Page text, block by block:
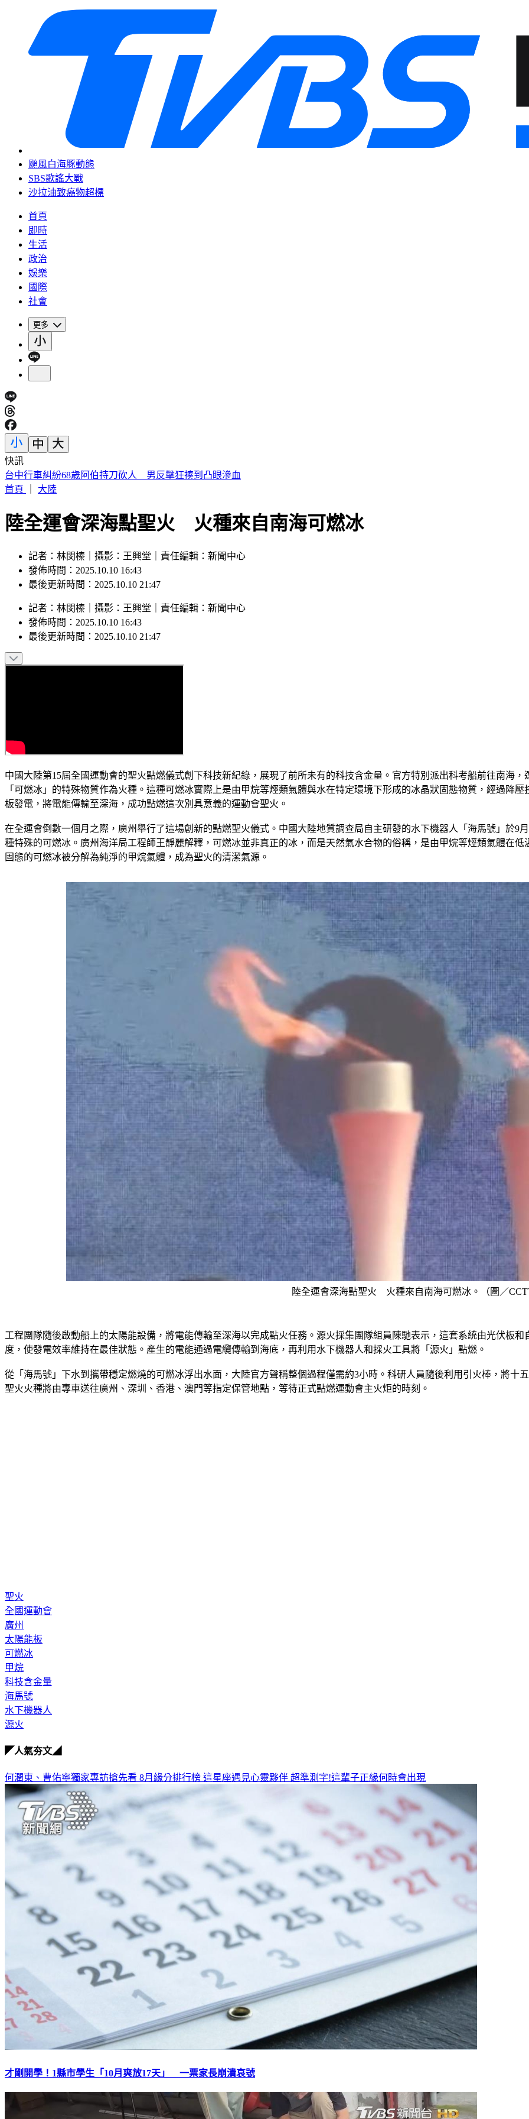
颱風白海豚動態
SBS歌謠大戰
沙拉油致癌物超標
首頁
即時
生活
政治
娛樂
國際
社會
更多
快訊
午後雨來了！「北北基等15縣市大雨特報」 恐一路下到晚
首頁
大陸
陸全運會深海點聖火 火種來自南海可燃冰
記者：林閔榛｜攝影：王興堂｜責任編輯：新聞中心
發佈時間：2025.10.10 16:43
最後更新時間：2025.10.10 21:47
記者 ： 林閔榛 攝影 ： 王興堂 責任編輯 ： 新聞中心
發佈時間： 2025.10.10 16:43
最後更新時間： 2025.10.10 21:47
中國大陸第15屆全國運動會的聖火點燃儀式創下科技新紀錄，展現了前所未有的科技含金量。官方特別派出科考船前往南海
「可燃冰」的特殊物質作為火種。這種可燃冰實際上是由甲烷等烴類氣體與水在特定環境下形成的冰晶狀固態物質，經過降
板發電，將電能傳輸至深海，成功點燃這次別具意義的運動會聖火。
在全運會倒數一個月之際，廣州舉行了這場創新的點燃聖火儀式。中國大陸地質調查局自主研發的水下機器人「海馬號」於9
種特殊的可燃冰。廣州海洋局工程師王靜麗解釋，可燃冰並非真正的冰，而是天然氣水合物的俗稱，是由甲烷等烴類氣體在
固態的可燃冰被分解為純淨的甲烷氣體，成為聖火的清潔氣源。
陸全運會深海點聖火 火種來自南海可燃冰。（圖／
工程團隊隨後啟動船上的太陽能設備，將電能傳輸至深海以完成點火任務。源火採集團隊組員陳馳表示，這套系統由光伏板
度，使發電效率維持在最佳狀態。產生的電能通過電纜傳輸到海底，再利用水下機器人和採火工具將「源火」點燃。
從「海馬號」下水到攜帶穩定燃燒的可燃冰浮出水面，大陸官方聲稱整個過程僅需約3小時。科研人員隨後利用引火棒，將十
聖火火種將由專車送往廣州、深圳、香港、澳門等指定保管地點，等待正式點燃運動會主火炬的時刻。
聖火
全國運動會
廣州
太陽能板
可燃冰
甲烷
科技含金量
海馬號
水下機器人
源火
◤人氣夯文◢
何潤東、曹佑寧獨家專訪搶先看 8月緣分排行榜 這星座遇見心靈夥伴 超準測字!這輩子正緣何時會出現
才剛開學！1縣市學生「10月爽放17天」 一票家長崩潰哀號